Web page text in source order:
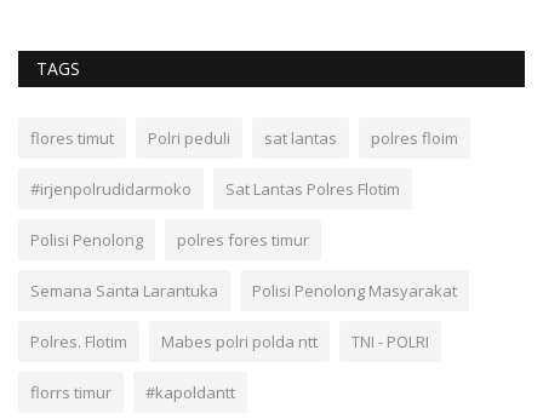
TAGS
flores timut Polri peduli sat lantas polres floim
#irjenpolrudidarmoko Sat Lantas Polres Flotim
Polisi Penolong polres fores timur
Semana Santa Larantuka Polisi Penolong Masyarakat
Polres. Flotim Mabes polri polda ntt TNI - POLRI
florrs timur #kapoldantt